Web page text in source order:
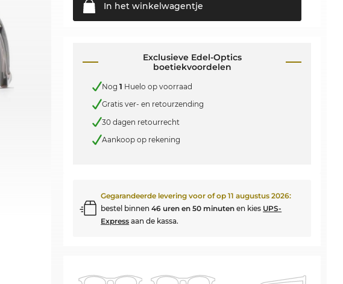
In het winkelwagentje
Exclusieve Edel-Optics
boetiekvoordelen
Nog1 Huelo op voorraad
Gratis ver- en retourzending
30 dagen retourrecht
Aankoop op rekening
Gegarandeerde levering voor of op11 augustus 2026:
bestel binnen46 uren en 50 minuten en kies UPS-
Express aan de kassa.